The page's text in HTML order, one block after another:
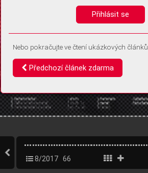
8/2017 66
Přihlásit se
Nebo pokračujte ve čtení ukázkových
Předchozí článek zdarma